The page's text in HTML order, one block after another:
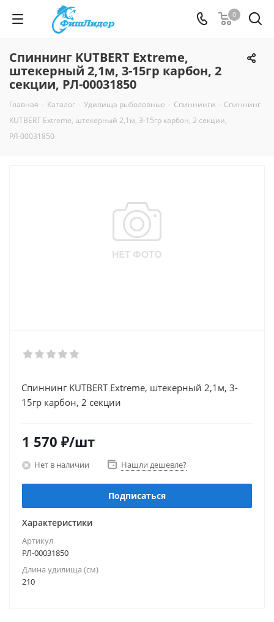
0
Спиннинг KUTBERT Extreme,
штекерный 2,1м, 3-15гр карбон, 2
секции, РЛ-00031850
Главная - Каталог - Удилища рыболовные - Спиннинги - Спиннинг
KUTBERT Extreme, штекерный 2,1м, 3-15гр карбон, 2 секции,
РЛ-00031850
Спиннинг KUTBERT Extreme, штекерный 2,1м, 3-
15гр карбон, 2 секции
1 570 ₽/шт
Нет в наличии Нашли дешевле?
Подписаться
Характеристики
Артикул
РЛ-00031850
Длина удилища (см)
210